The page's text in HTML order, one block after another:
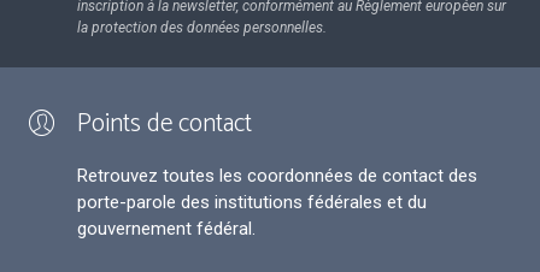
inscription à la newsletter, conformément au Règlement européen sur
la protection des données personnelles.
Points de contact
Retrouvez toutes les coordonnées de contact des
porte-parole des institutions fédérales et du
gouvernement fédéral.